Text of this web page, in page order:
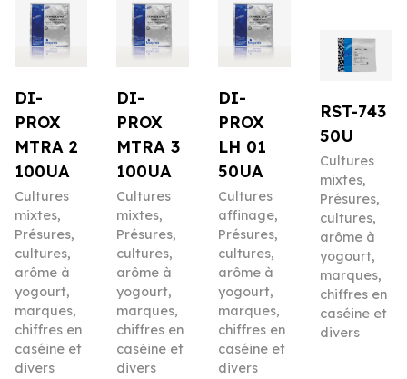
DI-
PROX
MTRA 2
100UA
Cultures
mixtes,
Présures,
cultures,
arôme à
yogourt,
marques,
chiffres en
caséine et
divers
DI-
PROX
MTRA 3
100UA
Cultures
mixtes,
Présures,
cultures,
arôme à
yogourt,
marques,
chiffres en
caséine et
divers
DI-
PROX
LH 01
50UA
Cultures
affinage,
Présures,
cultures,
arôme à
yogourt,
marques,
chiffres en
caséine et
divers
RST-743
50U
Cultures
mixtes,
Présures,
cultures,
arôme à
yogourt,
marques,
chiffres en
caséine et
divers